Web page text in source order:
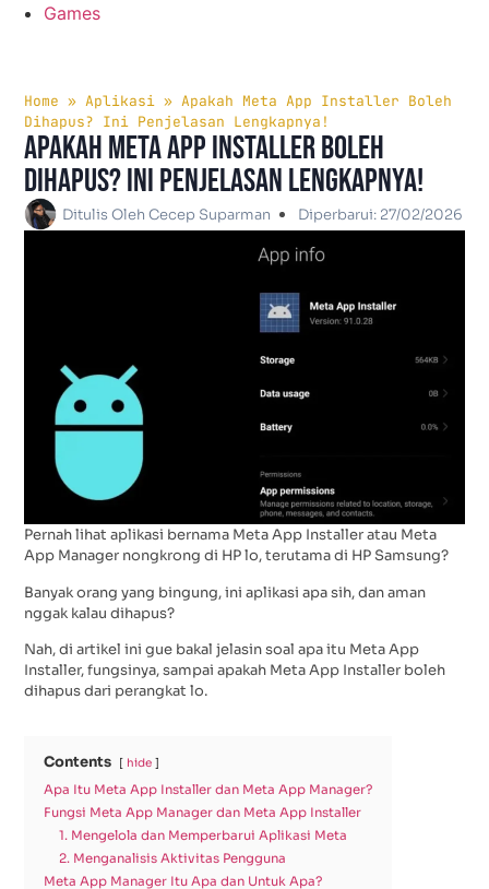
Games
Home »Aplikasi »Apakah Meta App Installer Boleh
Dihapus? Ini Penjelasan Lengkapnya!
Apakah Meta App Installer Boleh
Dihapus? Ini Penjelasan Lengkapnya!
Ditulis Oleh Cecep Suparman Diperbarui: 27/02/2026
Pernah lihat aplikasi bernama Meta App Installer atau Meta
App Manager nongkrong di HP lo, terutama di HP Samsung?
Banyak orang yang bingung, ini aplikasi apa sih, dan aman
nggak kalau dihapus?
Nah, di artikel ini gue bakal jelasin soal apa itu Meta App
Installer, fungsinya, sampai apakah Meta App Installer boleh
dihapus dari perangkat lo.
Contents hide
Apa Itu Meta App Installer dan Meta App Manager?
Fungsi Meta App Manager dan Meta App Installer
1. Mengelola dan Memperbarui Aplikasi Meta
2. Menganalisis Aktivitas Pengguna
Meta App Manager Itu Apa dan Untuk Apa?